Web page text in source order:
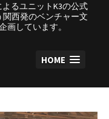
るユニットK3の公式
西発のベンチャー文
画しています。
HOME